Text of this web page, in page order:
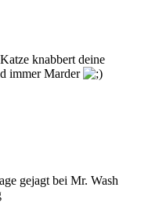
knabbert deine
immer Marder
gejagt bei Mr. Wash